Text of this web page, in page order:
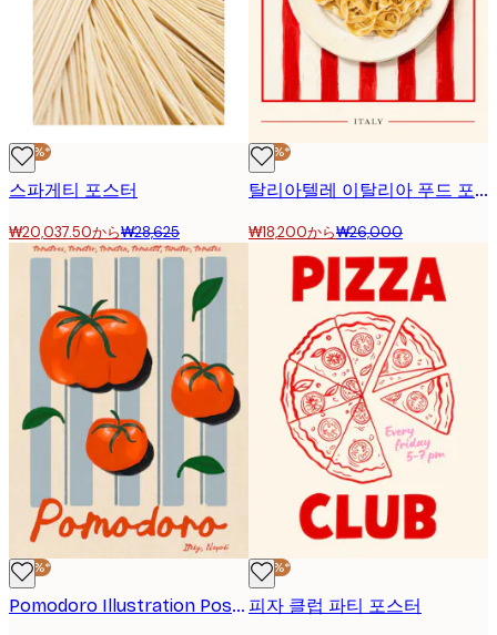
-30%*
스파게티 포스터
₩20,037.50から₩28,625
-30%*
탈리아텔레 이탈리아 푸드 포스터
₩18,200から₩26,000
-30%*
Pomodoro Illustration Poster
-30%*
피자 클럽 파티 포스터